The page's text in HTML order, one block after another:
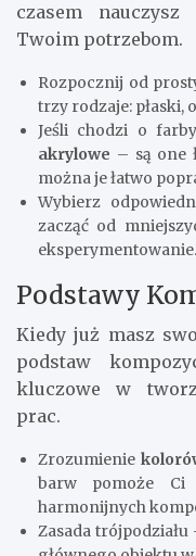
czasem
Twoim potrzebom.
Rozpocznij od
trzy rodzaje: płaski,
Jeśli chodzi o
akrylowe – są one
można je łatwo
Wybierz
zacząć od
eksperymentowanie.
Podstawy
Kiedy już masz
podstaw
kluczowe w
prac.
Zrozumienie
barw pomoże
harmonijnych
Zasada